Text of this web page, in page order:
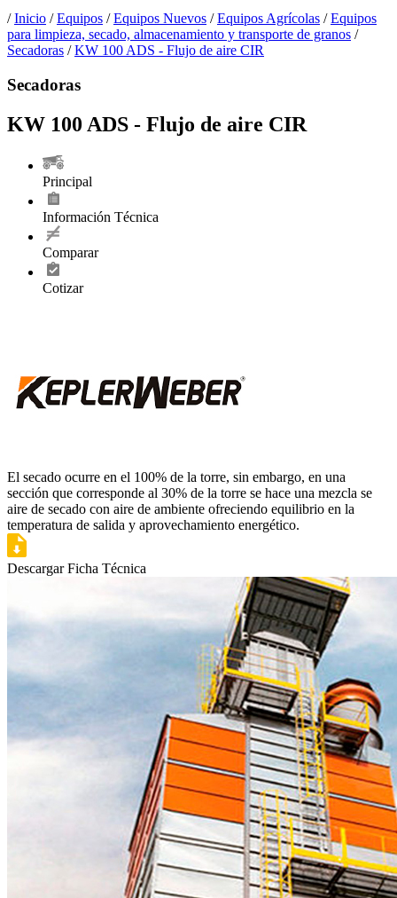
/Inicio /Equipos /Equipos Nuevos /Equipos Agrícolas /Equipos
para limpieza, secado, almacenamiento y transporte de granos /
Secadoras /KW 100 ADS - Flujo de aire CIR
Secadoras
KW 100 ADS - Flujo de aire CIR
Principal
Información Técnica
Comparar
Cotizar
El secado ocurre en el 100% de la torre, sin embargo, en una
sección que corresponde al 30% de la torre se hace una mezcla se
aire de secado con aire de ambiente ofreciendo equilibrio en la
temperatura de salida y aprovechamiento energético.
Descargar Ficha Técnica